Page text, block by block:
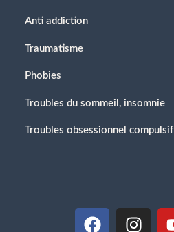
Anti addiction
Traumatisme
Phobies
Troubles du sommeil, insomnie
Troubles obsessionnel compulsif